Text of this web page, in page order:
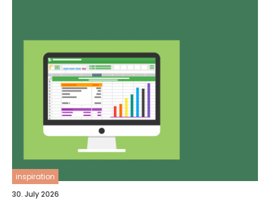
inspiration
30. July 2026